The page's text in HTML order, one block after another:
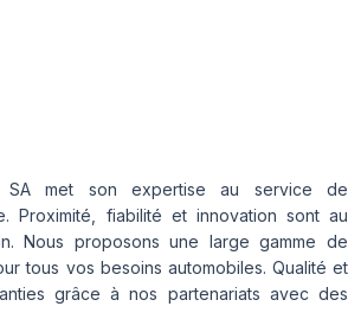
SA met son expertise au service de
Proximité, fiabilité et innovation sont au
Nous proposons une large gamme de
tous vos besoins automobiles. Qualité et
grâce à nos partenariats avec des